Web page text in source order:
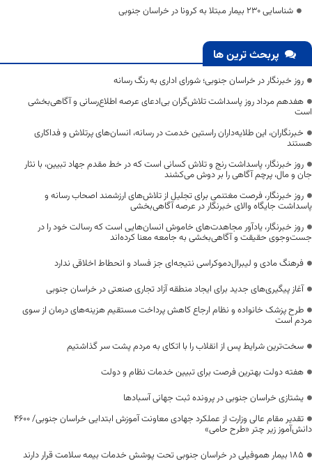
شناسایی ۲۳۰ بیمار مبتلا به کرونا در خراسان جنوبی
پربحث ترین ها
روز خبرنگار در خراسان جنوبی؛ شورای اداری به رنگ رسانه
هفدهم مرداد روز پاسداشت تلاش‌گران بی‌ادعای عرصه اطلاع‌رسانی و آگاهی‌بخشی
است
خبرنگاران، این طلایه‌داران راستین خدمت در رسانه، انسان‌های پرتلاش و فداکاری
هستند
روز خبرنگار، پاسداشت رنج و تلاش کسانی است که در خط مقدم جهاد تبیین، با نثار
جان و مال، پرچم آگاهی را بر دوش می‌کشند
روز خبرنگار، فرصت مغتنمی برای تجلیل از تلاش‌های ارزشمند اصحاب رسانه و
پاسداشت جایگاه والای خبرنگار در عرصه آگاهی‌بخشی
روز خبرنگار، یادآور مجاهدت‌های خاموش انسان‌هایی است که رسالت خود را در
جست‌وجوی حقیقت و آگاهی‌بخشی به جامعه معنا کرده‌اند
فرهنگ مادی و لیبرال‌دموکراسی نتیجه‌ای جز فساد و انحطاط اخلاقی ندارد
آغاز پیگیری‌های جدید برای ایجاد منطقه آزاد تجاری صنعتی در خراسان جنوبی
طرح پزشک خانواده و نظام ارجاع کاهش پرداخت مستقیم هزینه‌های درمان از سوی
مردم است
سخت‌ترین شرایط پس از انقلاب را با اتکای به مردم پشت سر گذاشتیم
هفته دولت بهترین فرصت برای تبیین خدمات نظام و دولت
یشتازی خراسان جنوبی در پرونده ثبت جهانی آسبادها
تقدیر مقام عالی وزارت از عملکرد جهادی معاونت آموزش ابتدایی خراسان جنوبی/ ۴۶۰۰
دانش‌آموز زیر چتر «طرح حامی»
۱۸۵ بیمار هموفیلی در خراسان جنوبی تحت پوشش خدمات بیمه سلامت قرار دارند